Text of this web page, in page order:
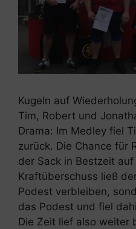
Kugeln auf
Tim, Robert und
Drama: Im Medley fiel
zurück. Die Chance für
der Sack in Bestzeit
Kraftüberschuss ließ
Podest verbleiben,
das Podest und fiel
Die Zeit lief also weiter